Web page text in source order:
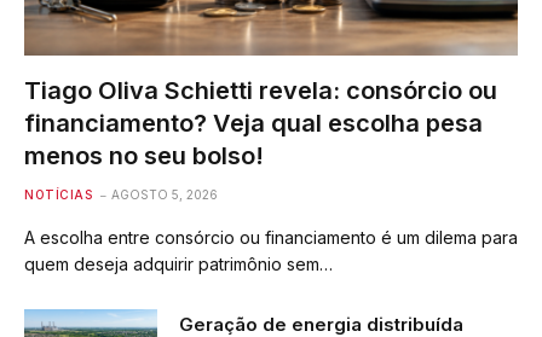
Tiago Oliva Schietti revela: consórcio ou
financiamento? Veja qual escolha pesa
menos no seu bolso!
NOTÍCIAS AGOSTO 5, 2026
A escolha entre consórcio ou financiamento é um dilema para
quem deseja adquirir patrimônio sem…
Geração de energia distribuída